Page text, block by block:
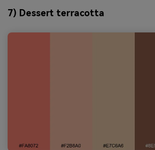
7) Dessert terracotta